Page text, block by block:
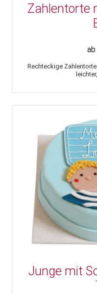
Zahlentorte
ab
Rechteckige
Junge mit